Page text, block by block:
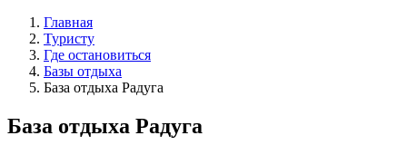
Главная
Туристу
Где остановиться
Базы отдыха
База отдыха Радуга
База отдыха Радуга